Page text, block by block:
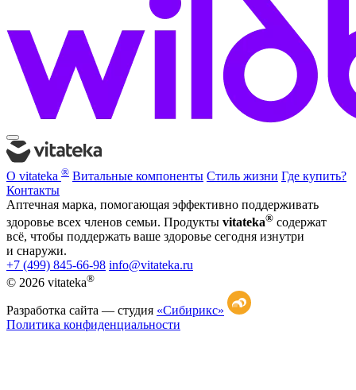
О vitateka ® Витальные компоненты Стиль жизни Где купить?
Контакты
Аптечная марка, помогающая эффективно поддерживать
здоровье всех членов семьи. Продукты vitateka® содержат
всё, чтобы поддержать ваше здоровье сегодня изнутри
и снаружи.
+7 (499) 845-66-98 info@vitateka.ru
© 2026 vitateka®
Разработка сайта — студия «Сибирикс»
Политика конфиденциальности